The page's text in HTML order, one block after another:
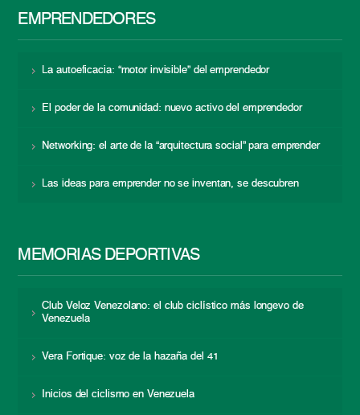
EMPRENDEDORES
La autoeficacia: “motor invisible” del emprendedor
El poder de la comunidad: nuevo activo del emprendedor
Networking: el arte de la “arquitectura social” para emprender
Las ideas para emprender no se inventan, se descubren
MEMORIAS DEPORTIVAS
Club Veloz Venezolano: el club ciclístico más longevo de
Venezuela
Vera Fortique: voz de la hazaña del 41
Inicios del ciclismo en Venezuela